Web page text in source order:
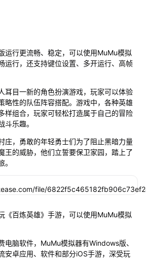
运行更流畅、稳定，可以使用MuMu模拟
运行，还支持键位设置、多开运行、高帧
耳目一新的角色扮演游戏，玩家可以体验
略性的队伍阵容搭配。游戏中，各种英雄
样组合，玩家可轻松打造属于自己的冒险
斗乐趣。
庄，勇敢的年轻勇士们为了阻止黑暗力量
王的威胁，他们立誓要保卫家园，踏上了
《百炼英雄》手游，可以使用MuMu模拟
电脑软件，MuMu模拟器有Windows版、
安卓应用、软件和部分iOS手游，深受玩